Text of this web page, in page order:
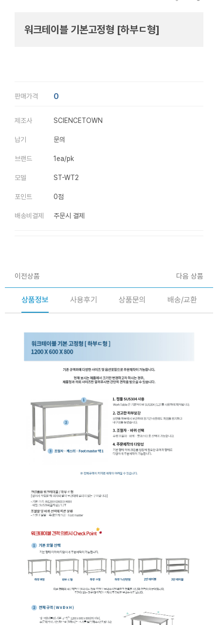
워크테이블 기본고정형 [하부ㄷ형]
판매가격 0
제조사 SCIENCETOWN
납기 문의
브랜드 1ea/pk
모델 ST-WT2
포인트 0점
배송비결제 주문시 결제
이전상품 다음 상품
상품정보 사용후기 상품문의 배송/교환